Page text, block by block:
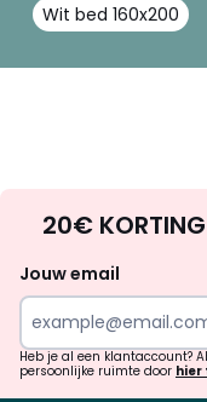
Wit bed 160x200
20€
Jouw email
Heb je al een klantaccount?
persoonlijke ruimte door hier